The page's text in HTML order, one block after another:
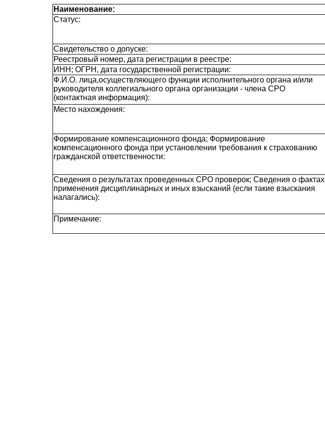
Наименование:
Статус:
Свидетельство о допуске:
Реестровый номер, дата регистрации в реестре:
ИНН; ОГРН, дата государственной регистрации:
Ф.И.О. лица,осуществляющего функции исполнительного органа и/или
руководителя коллегиального органа организации - члена СРО
(контактная информация):
Место нахождения:
Формирование компенсационного фонда; Формирование
компенсационного фонда при установлении требования к страхованию
гражданской ответственности:
Сведения о результатах проведенных СРО проверок; Сведения о фактах
применения дисциплинарных и иных взысканий (если такие взыскания
налагались):
Примечание: